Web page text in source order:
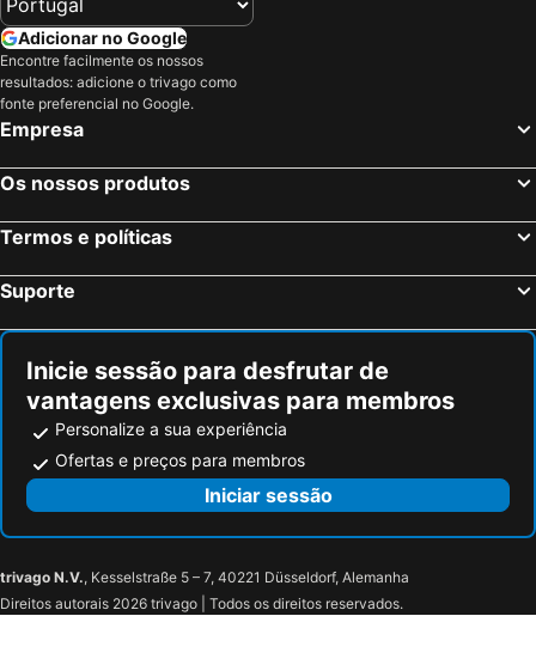
Adicionar no Google
Encontre facilmente os nossos
resultados: adicione o trivago como
fonte preferencial no Google.
Empresa
Os nossos produtos
Termos e políticas
Suporte
Inicie sessão para desfrutar de
vantagens exclusivas para membros
Personalize a sua experiência
Ofertas e preços para membros
Iniciar sessão
trivago N.V., Kesselstraße 5 – 7, 40221 Düsseldorf, Alemanha
Direitos autorais 2026 trivago | Todos os direitos reservados.